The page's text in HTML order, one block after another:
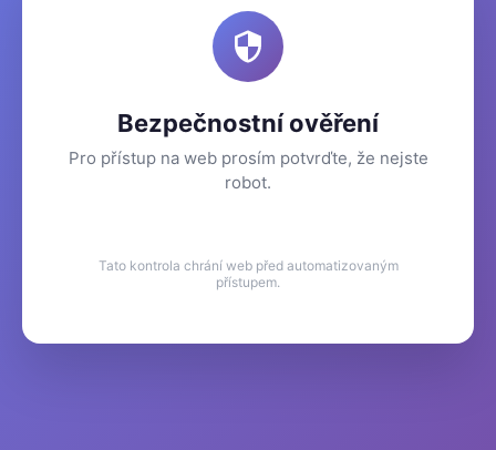
Bezpečnostní ověření
Pro přístup na web prosím potvrďte, že nejste
robot.
Tato kontrola chrání web před automatizovaným
přístupem.